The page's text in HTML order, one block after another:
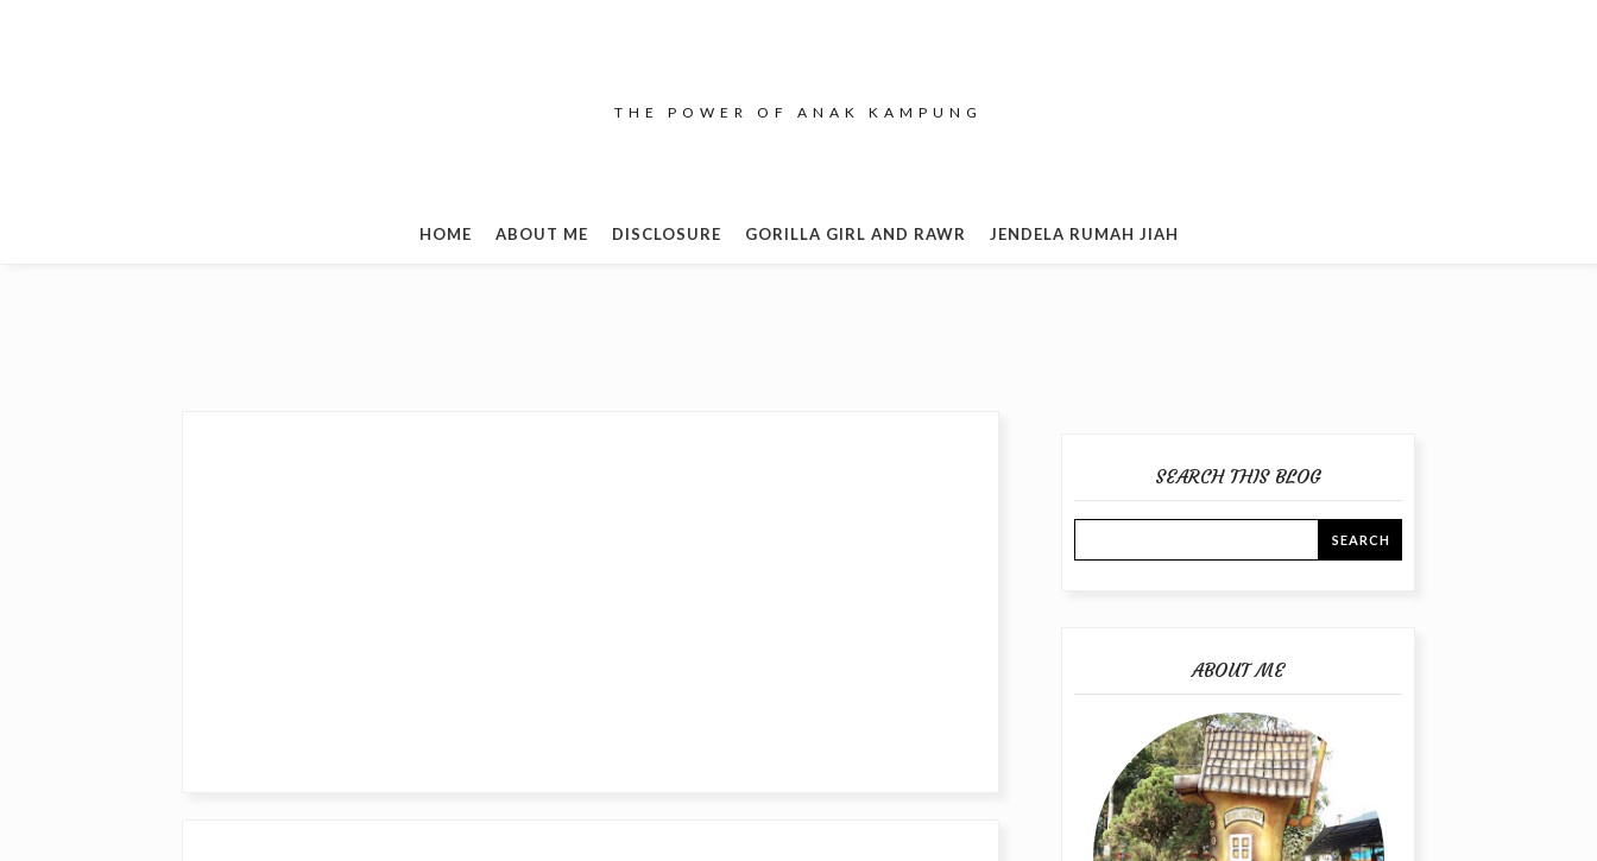
THE POWER OF ANAK KAMPUNG
HOME ABOUT ME DISCLOSURE GORILLA GIRL AND RAWR JENDELA RUMAH JIAH
SEARCH THIS BLOG
ABOUT ME